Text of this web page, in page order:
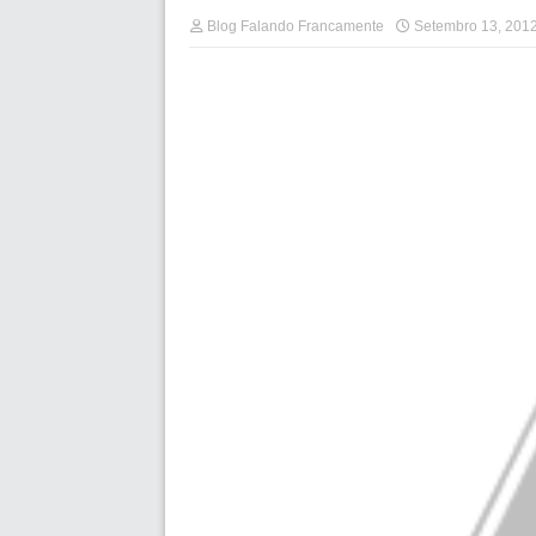
Blog Falando Francamente Setembro 13,